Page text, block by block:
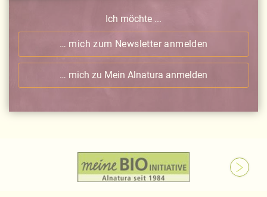
Ich möchte ...
… mich zum Newsletter anmelden
… mich zu Mein Alnatura anmelden